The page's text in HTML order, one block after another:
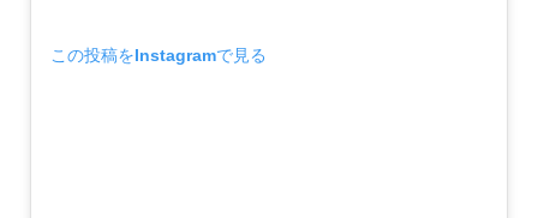
この投稿をInstagramで見る